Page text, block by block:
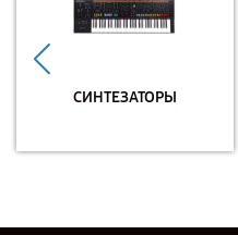
СИНТЕЗАТОРЫ